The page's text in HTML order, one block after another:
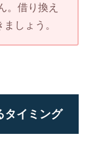
。借り換え
しょう。
タイミング